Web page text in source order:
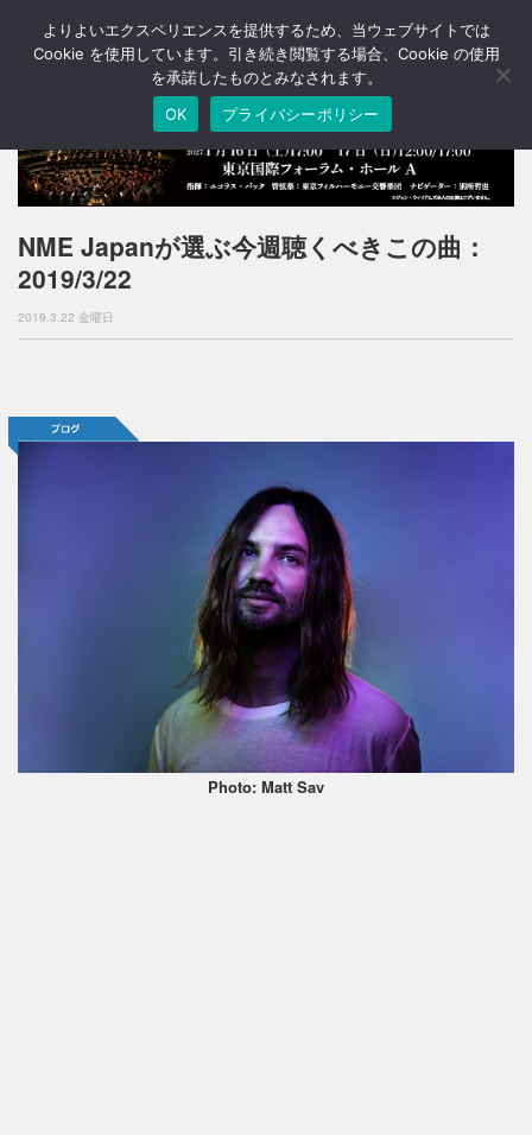
T
o
a
v
o
NME Japanが選ぶ今週聴くべきこの曲：
2019/3/22
2019.3.22 金曜日
Photo: Matt Sav
よりよいエクスペリエンスを提供するため、当ウェブサイトでは
Cookie を使用しています。引き続き閲覧する場合、Cookie の使用
を承諾したものとみなされます。
OK
プライバシーポリシー